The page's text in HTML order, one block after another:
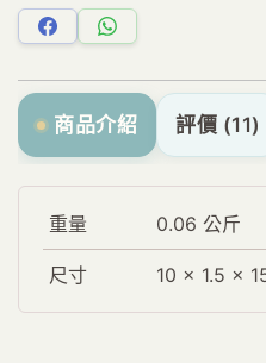
分
享
Facebook
分
享
WhatsApp
商品介紹 評價 (11)
重量 0.06 公斤
尺寸 10 × 1.5 ×